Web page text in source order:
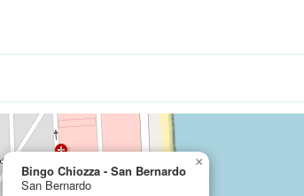
Bingo Chiozza - San Bernardo
San Bernardo
×